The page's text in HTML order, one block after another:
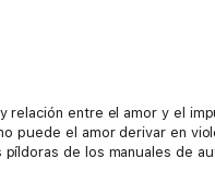
relación entre el amor y el
puede el amor derivar en
de los manuales de